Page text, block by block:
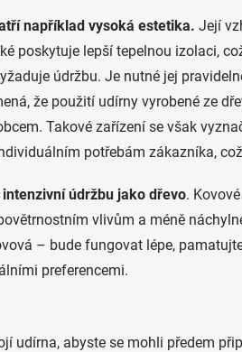
například vysoká estetika. Její
poskytuje lepší tepelnou izolaci,
údržbu. Je nutné jej
že použití udírny vyrobené ze
Takové zařízení se však
potřebám zákazníka,
údržbu jako dřevo.
vlivům a méně
– bude fungovat lépe,
preferencemi.
udírna, abyste se mohli předem